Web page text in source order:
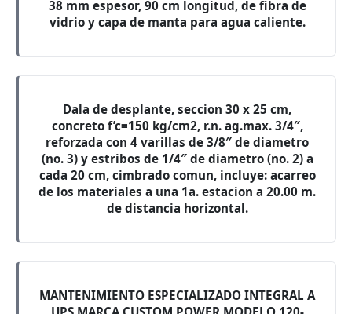
38 mm espesor, 90 cm longitud, de fibra de
vidrio y capa de manta para agua caliente.
Dala de desplante, seccion 30 x 25 cm,
concreto f’c=150 kg/cm2, r.n. ag.max. 3/4″,
reforzada con 4 varillas de 3/8″ de diametro
(no. 3) y estribos de 1/4″ de diametro (no. 2) a
cada 20 cm, cimbrado comun, incluye: acarreo
de los materiales a una 1a. estacion a 20.00 m.
de distancia horizontal.
MANTENIMIENTO ESPECIALIZADO INTEGRAL A